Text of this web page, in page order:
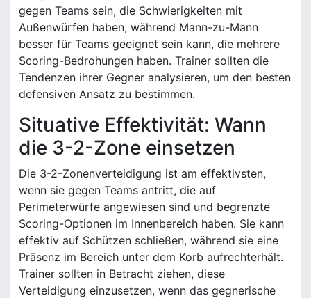
gegen Teams sein, die Schwierigkeiten mit
Außenwürfen haben, während Mann-zu-Mann
besser für Teams geeignet sein kann, die mehrere
Scoring-Bedrohungen haben. Trainer sollten die
Tendenzen ihrer Gegner analysieren, um den besten
defensiven Ansatz zu bestimmen.
Situative Effektivität: Wann
die 3-2-Zone einsetzen
Die 3-2-Zonenverteidigung ist am effektivsten,
wenn sie gegen Teams antritt, die auf
Perimeterwürfe angewiesen sind und begrenzte
Scoring-Optionen im Innenbereich haben. Sie kann
effektiv auf Schützen schließen, während sie eine
Präsenz im Bereich unter dem Korb aufrechterhält.
Trainer sollten in Betracht ziehen, diese
Verteidigung einzusetzen, wenn das gegnerische